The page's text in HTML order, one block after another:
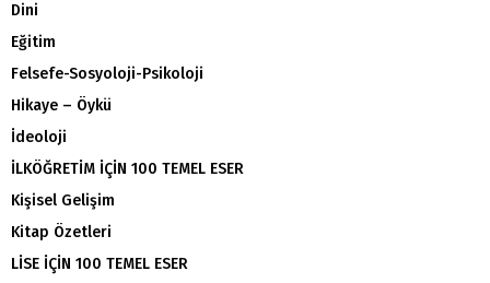
Dini
Eğitim
Felsefe-Sosyoloji-Psikoloji
Hikaye – Öykü
İdeoloji
İLKÖĞRETİM İÇİN 100 TEMEL ESER
Kişisel Gelişim
Kitap Özetleri
LİSE İÇİN 100 TEMEL ESER